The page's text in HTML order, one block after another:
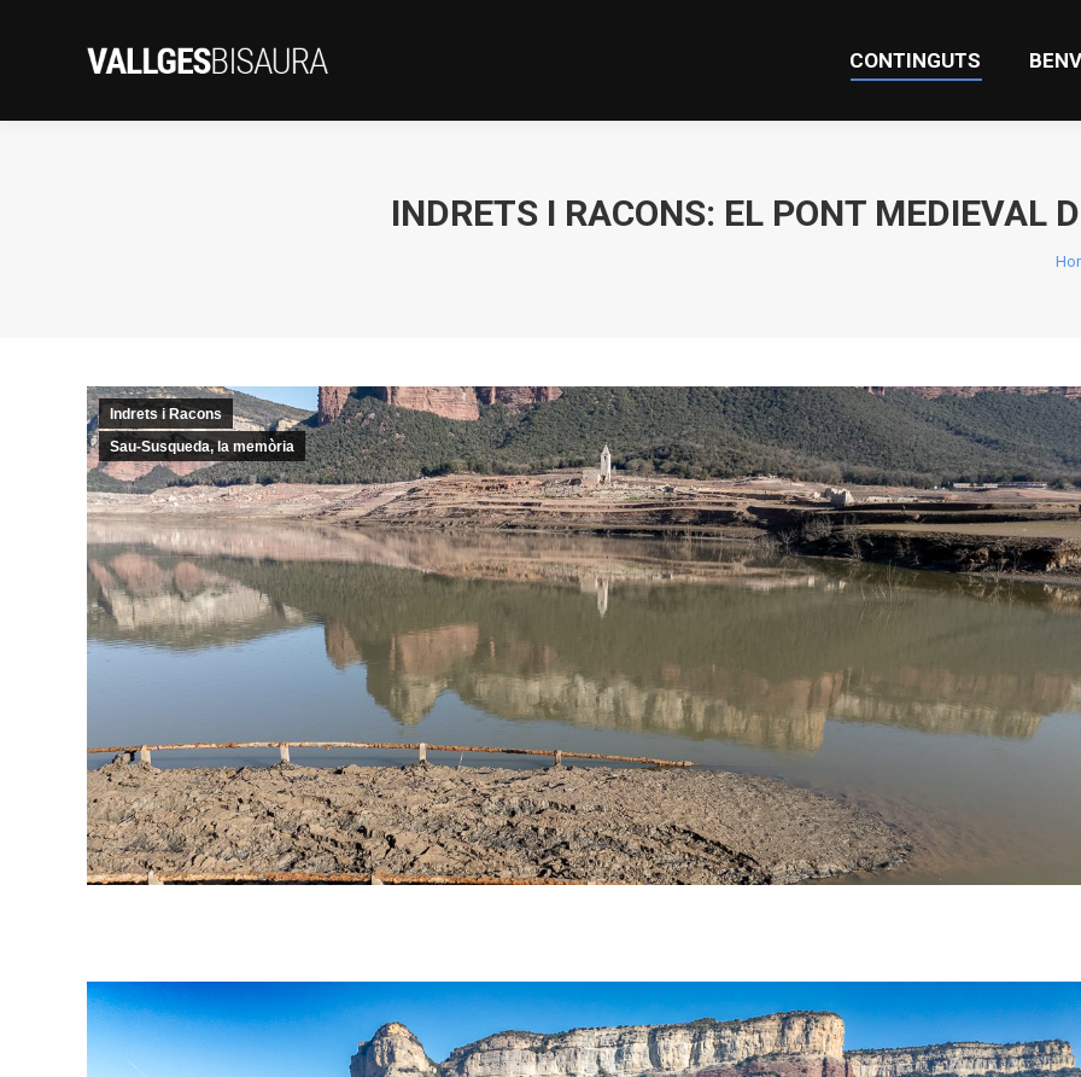
CONTINGUTS
INDRETS I RACONS: EL PONT MEDIEVAL
Indrets i Racons
Sau-Susqueda, la memòria